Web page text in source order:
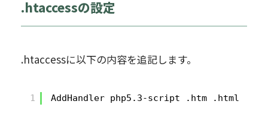
.htaccessの設定
.htaccessに以下の内容を追記します。
1 AddHandler php5.3-script .htm .html